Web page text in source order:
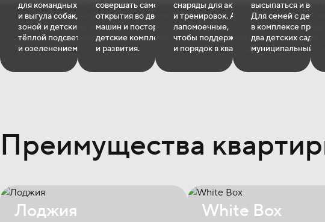
для командных видов спорта
и выгула собак, воркаут
зоной и детскими игровыми,
тёплой подсветкой
и озеленением.
совершать самостоятельные
открытия во дворе. В них нет
машин и посторонних: только
детские комплексы для игр
и развития.
снаряды для активных игр
и тренировок. А в парадных —
лапомоечные,
чтобы поддерживать чистоту
и порядок в квартире.
высыпаться и всё
Для семей с детьми
в комплексе
два детских сада —
муниципальный и
Преимущества
Лоджия White Box